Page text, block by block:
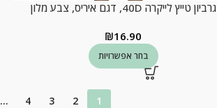
גרביון טייץ לייקרה 40D, דגם איריס, צבע מלון
₪16.90
בחר אפשרויות
1
2
3
4
…